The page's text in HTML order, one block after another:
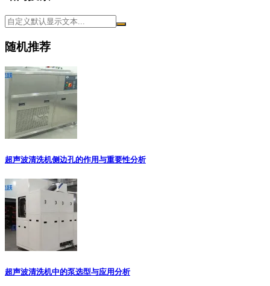
随机推荐
超声波清洗机侧边孔的作用与重要性分析
超声波清洗机中的泵选型与应用分析